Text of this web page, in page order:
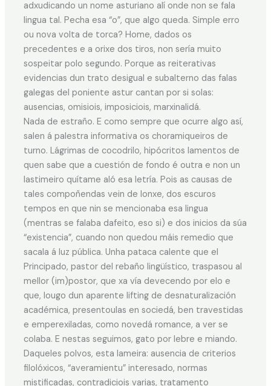
adxudicando un nome asturiano alí onde non se fala
lingua tal. Pecha esa “o”, que algo queda. Simple erro
ou nova volta de torca? Home, dados os
precedentes e a orixe dos tiros, non sería muito
sospeitar polo segundo. Porque as reiterativas
evidencias dun trato desigual e subalterno das falas
galegas del poniente astur cantan por si solas:
ausencias, omisiois, imposiciois, marxinalidá.
Nada de estraño. E como sempre que ocurre algo así,
salen á palestra informativa os choramiqueiros de
turno. Lágrimas de cocodrilo, hipócritos lamentos de
quen sabe que a cuestión de fondo é outra e non un
lastimeiro quítame aló esa letría. Pois as causas de
tales compoñendas vein de lonxe, dos escuros
tempos en que nin se mencionaba esa lingua
(mentras se falaba dafeito, eso si) e dos inicios da súa
“existencia”, cuando non quedou máis remedio que
sacala á luz pública. Unha pataca calente que el
Principado, pastor del rebaño lingüístico, traspasou al
mellor (im)postor, que xa vía devecendo por elo e
que, lougo dun aparente lifting de desnaturalización
académica, presentoulas en sociedá, ben travestidas
e emperexiladas, como novedá romance, a ver se
colaba. E nestas seguimos, gato por lebre e miando.
Daqueles polvos, esta lameira: ausencia de criterios
filolóxicos, “averamientu” interesado, normas
mistificadas, contradiciois varias, tratamento